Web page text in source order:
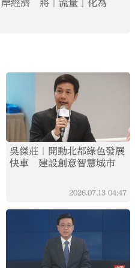
岸經濟 將「流量」化為
吳傑莊｜開動北都綠色發展
快車 建設創意智慧城市
2026.07.13 04:47